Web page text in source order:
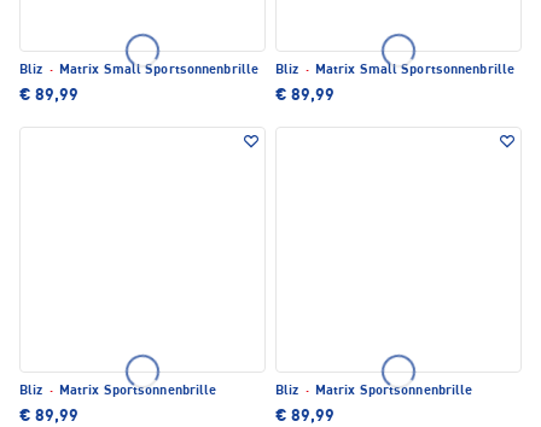
Bliz · Matrix Small Sportsonnenbrille
€ 89,99
Bliz · Matrix Small Sportsonnenbrille
€ 89,99
Bliz · Matrix Sportsonnenbrille
€ 89,99
Bliz · Matrix Sportsonnenbrille
€ 89,99